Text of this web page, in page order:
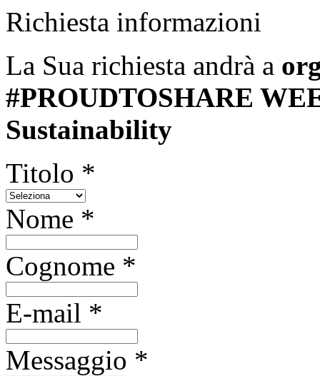
Richiesta informazioni
La Sua richiesta andrà a
#PROUDTOSHARE
Sustainability
Titolo *
Nome *
Cognome *
E-mail *
Messaggio *